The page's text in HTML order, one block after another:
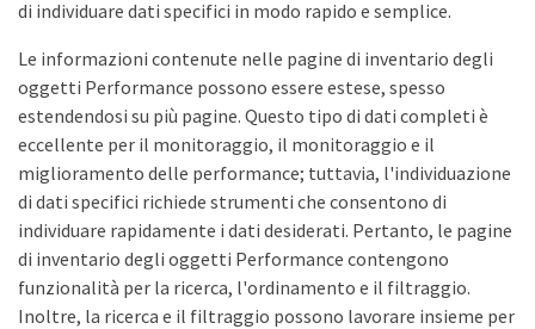
di individuare dati specifici in modo rapido e semplice.
Le informazioni contenute nelle pagine di inventario degli
oggetti Performance possono essere estese, spesso
estendendosi su più pagine. Questo tipo di dati completi è
eccellente per il monitoraggio, il monitoraggio e il
miglioramento delle performance; tuttavia, l'individuazione
di dati specifici richiede strumenti che consentono di
individuare rapidamente i dati desiderati. Pertanto, le pagine
di inventario degli oggetti Performance contengono
funzionalità per la ricerca, l'ordinamento e il filtraggio.
Inoltre, la ricerca e il filtraggio possono lavorare insieme per